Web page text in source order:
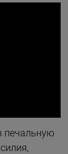
печальную